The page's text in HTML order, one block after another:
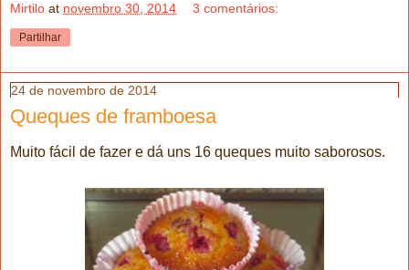
Mirtilo at novembro 30, 2014 3 comentários:
Partilhar
24 de novembro de 2014
Queques de framboesa
Muito fácil de fazer e dá uns 16 queques muito saborosos.